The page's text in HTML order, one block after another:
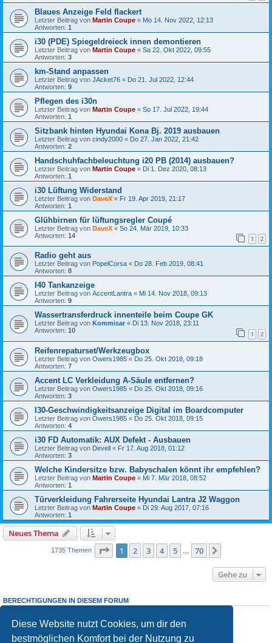
Diese Website nutzt Cookies, um dir den
bestmöglichen Komfort bei der Nutzung zu
Blaues Anzeige Feld flackert
Letzter Beitrag von Martin Coupe « Mo 14. Nov 2022, 12:13
Antworten: 1
i30 (PDE) Spiegeldreieck innen demontieren
Letzter Beitrag von Martin Coupe « Sa 22. Okt 2022, 09:55
Antworten: 3
km-Stand anpassen
Letzter Beitrag von JAcket76 « Do 21. Jul 2022, 12:44
Antworten: 9
Pflegen des i30n
Letzter Beitrag von Martin Coupe « So 17. Jul 2022, 19:44
Antworten: 1
Sitzbank hinten Hyundai Kona Bj. 2019 ausbauen
Letzter Beitrag von cindy2000 « Do 27. Jan 2022, 21:42
Antworten: 2
Handschuhfachbeleuchtung i20 PB (2014) ausbauen?
Letzter Beitrag von Martin Coupe « Di 1. Dez 2020, 08:13
Antworten: 1
i30 Lüftung Widerstand
Letzter Beitrag von DaveX « Fr 19. Apr 2019, 21:17
Antworten: 1
Glühbirnen für lüftungsregler Coupé
Letzter Beitrag von DaveX « So 24. Mär 2019, 10:33
Antworten: 14 1 2
Radio geht aus
Letzter Beitrag von PopelCorsa « Do 28. Feb 2019, 08:41
Antworten: 8
I40 Tankanzeige
Letzter Beitrag von AccentLantra « Mi 14. Nov 2018, 09:13
Antworten: 9
Wassertransferdruck innenteile beim Coupe GK
Letzter Beitrag von Kommisar « Di 13. Nov 2018, 23:11
Antworten: 10 1 2
Reifenrepaturset/Werkzeugbox
Letzter Beitrag von Owers1985 « Do 25. Okt 2018, 09:18
Antworten: 7
Accent LC Verkleidung A-Säule entfernen?
Letzter Beitrag von Owers1985 « Do 25. Okt 2018, 09:16
Antworten: 3
I30-Geschwindigkeitsanzeige Digital im Boardcomputer
Letzter Beitrag von Owers1985 « Do 25. Okt 2018, 09:15
Antworten: 4
i30 FD Automatik: AUX Defekt - Ausbauen
Letzter Beitrag von Devell « Fr 17. Aug 2018, 01:12
Antworten: 3
Welche Kindersitze bzw. Babyschalen könnt ihr empfehlen?
Letzter Beitrag von Martin Coupe « Mi 7. Mär 2018, 08:52
Antworten: 1
Türverkleidung Fahrerseite Hyundai Lantra J2 Waggon
Letzter Beitrag von Martin Coupe « Di 29. Aug 2017, 07:16
Antworten: 1
Neues Thema
1735 Themen Seite 1von 70
1 2 3 4 5 70
Gehe zu
BERECHTIGUNGEN IN DIESEM FORUM
Du darfst keineAntworten zu Themen in diesem Forum erstellen.
Du darfst deine Beiträge in diesem Forumnichtändern.
Du darfst deine Beiträge in diesem Forum nicht löschen.